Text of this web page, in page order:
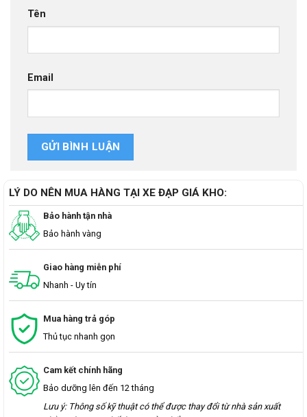
Tên
Email
LÝ DO NÊN MUA HÀNG TẠI XE ĐẠP GIÁ KHO:
Bảo hành tận nhà
Bảo hành vàng
Giao hàng miễn phí
Nhanh - Uy tín
Mua hàng trả góp
Thủ tục nhanh gọn
Cam kết chính hãng
Bảo dưỡng lên đến 12 tháng
Lưu ý: Thông số kỹ thuật có thể được thay đổi từ nhà sản xuất